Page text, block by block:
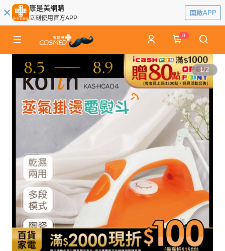
康是美網購
立刻使用官方APP
開啟APP
0
1/2